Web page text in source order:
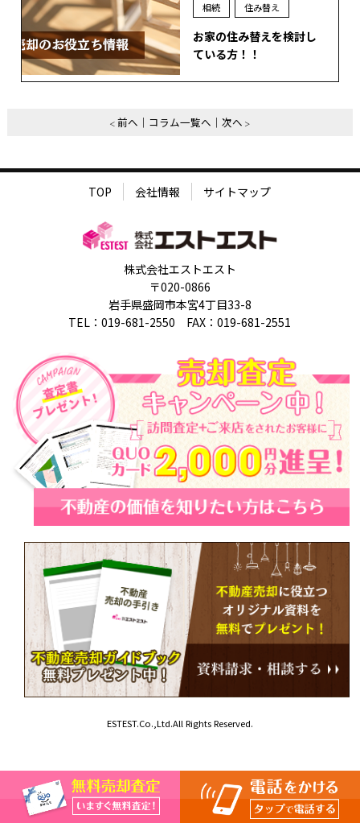
相続
住み替え
お家の住み替えを検討し
ている方！！
前へ コラム一覧へ 次へ
TOP 会社情報 サイトマップ
株式会社エストエスト
〒020-0866
岩手県盛岡市本宮4丁目33-8
TEL：019-681-2550 FAX：019-681-2551
ESTEST.Co.,Ltd.All Rights Reserved.